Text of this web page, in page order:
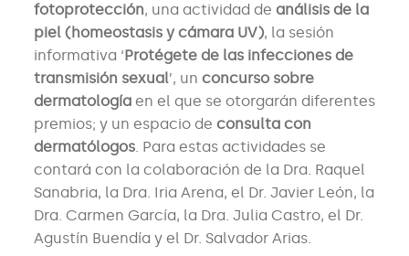
fotoprotección, una actividad de análisis de la
piel (homeostasis y cámara UV), la sesión
informativa ‘Protégete de las infecciones de
transmisión sexual’, un concurso sobre
dermatologíaen el que se otorgarán diferentes
premios; y un espacio de consulta con
dermatólogos. Para estas actividades se
contará con la colaboración de la Dra. Raquel
Sanabria, la Dra. Iria Arena, el Dr. Javier León, la
Dra. Carmen García, la Dra. Julia Castro, el Dr.
Agustín Buendía y el Dr. Salvador Arias.